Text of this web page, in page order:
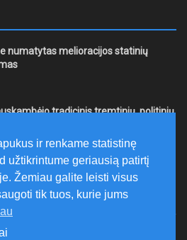
numatytas melioracijos statinių
tradicinis tremtinių, politinių
ir renkame statistinę
užtikrintume geriausią patirtį
Žemiau galite leisti visus
tik tuos, kurie jums